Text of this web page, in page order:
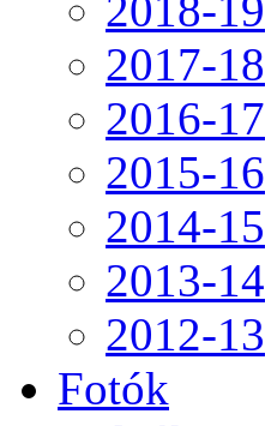
2017-18
2016-17
2015-16
2014-15
2013-14
2012-13
Fotók